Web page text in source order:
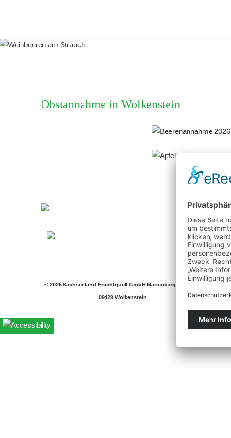
Obstannahme in Wolkenstein
© 2025 Sachsenland Fruchtquell GmbH Marienberger Str. 57 •
09429 Wolkenstein